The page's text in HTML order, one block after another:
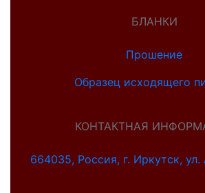
БЛАНКИ
Прошение
Образец исходящего
КОНТАКТНАЯ
664035, Россия, г. Иркутск, ул.